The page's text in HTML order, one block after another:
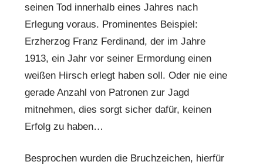
seinen Tod innerhalb eines Jahres nach
Erlegung voraus. Prominentes Beispiel:
Erzherzog Franz Ferdinand, der im Jahre
1913, ein Jahr vor seiner Ermordung einen
weißen Hirsch erlegt haben soll. Oder nie eine
gerade Anzahl von Patronen zur Jagd
mitnehmen, dies sorgt sicher dafür, keinen
Erfolg zu haben…
Besprochen wurden die Bruchzeichen, hierfür